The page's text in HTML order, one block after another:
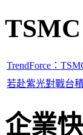
TSMC
TrendForce：
若赴紫光對戰台
企業